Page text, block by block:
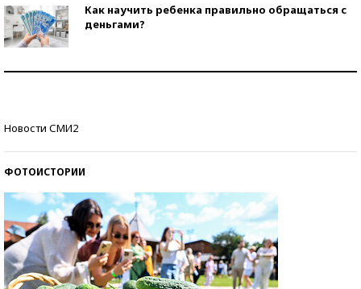
Как научить ребенка правильно обращаться с
деньгами?
Новости СМИ2
ФОТОИСТОРИИ